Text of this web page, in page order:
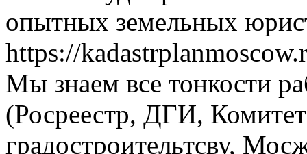
опытных земельных
https://
Мы знаем все тонкости
(Росреестр, ДГИ,
градостроительтсву,